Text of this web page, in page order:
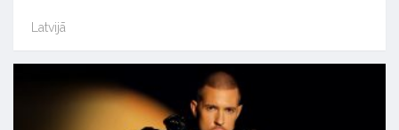
Latvijā